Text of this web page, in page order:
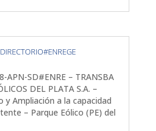
APN-SD#ENRE – TRANSBA
DEL PLATA S.A. –
y Ampliación a la capacidad
– Parque Eólico (PE) del